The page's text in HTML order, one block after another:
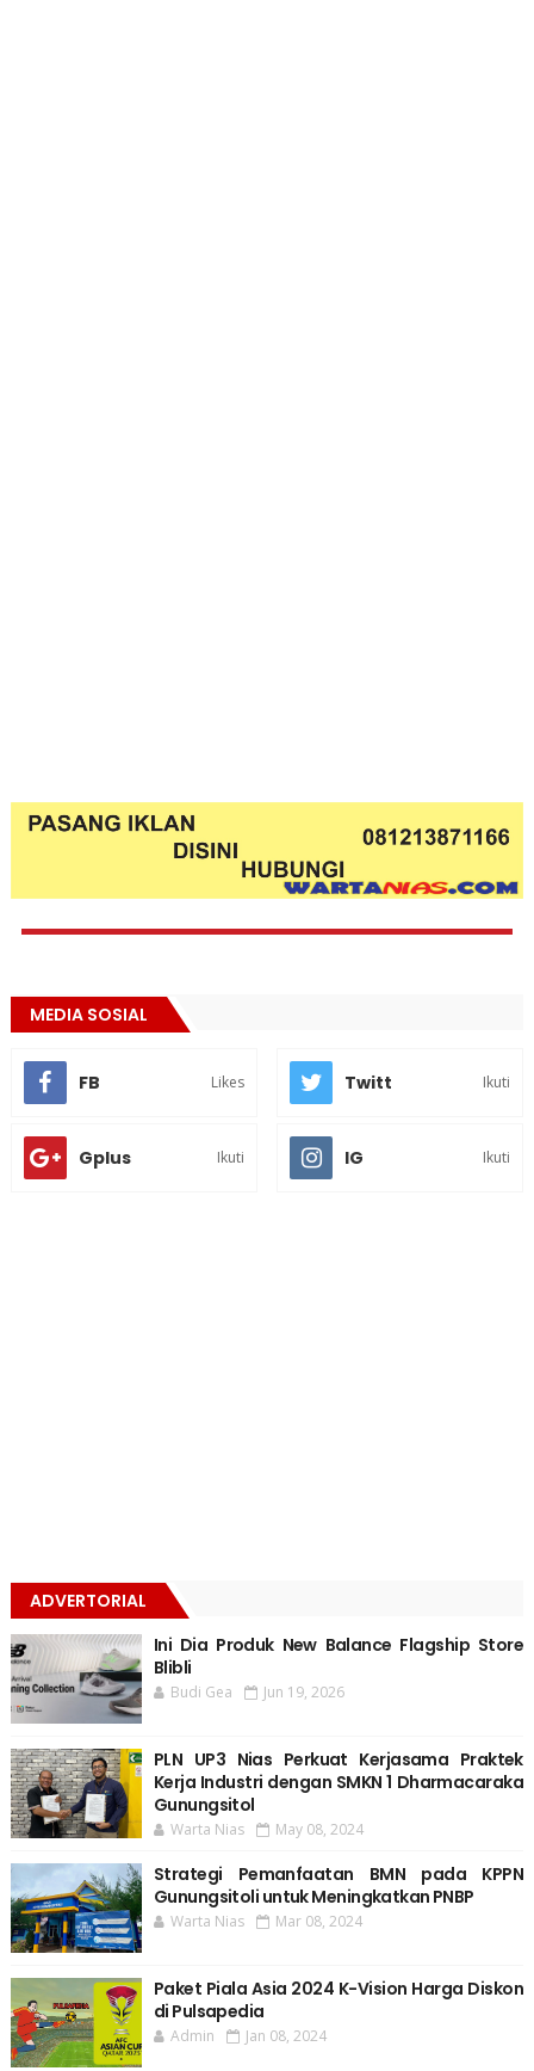
MEDIA SOSIAL
FB Likes Twitt Ikuti
Gplus Ikuti IG Ikuti
ADVERTORIAL
Ini Dia Produk New Balance Flagship Store
Blibli
Budi Gea Jun 19, 2026
PLN UP3 Nias Perkuat Kerjasama Praktek
Kerja Industri dengan SMKN 1 Dharmacaraka
Gunungsitol
Warta Nias May 08, 2024
Strategi Pemanfaatan BMN pada KPPN
Gunungsitoli untuk Meningkatkan PNBP
Warta Nias Mar 08, 2024
Paket Piala Asia 2024 K-Vision Harga Diskon
di Pulsapedia
Admin Jan 08, 2024